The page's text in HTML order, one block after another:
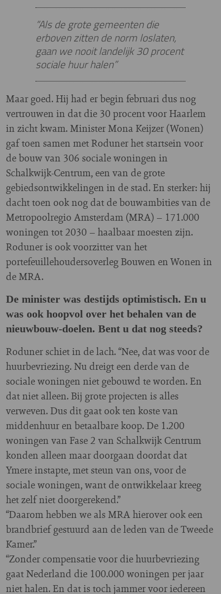
“Als de grote gemeenten die
erboven zitten de norm loslaten,
gaan we nooit landelijk 30 procent
sociale huur halen”
Maar goed. Hij had er begin februari dus nog
vertrouwen in dat die 30 procent voor Haarlem
in zicht kwam. Minister Mona Keijzer (Wonen)
gaf toen samen met Roduner het startsein voor
de bouw van 306 sociale woningen in
Schalkwijk-Centrum, een van de grote
gebiedsontwikkelingen in de stad. En sterker: hij
dacht toen ook nog dat de bouwambities van de
Metropoolregio Amsterdam (MRA) – 171.000
woningen tot 2030 – haalbaar moesten zijn.
Roduner is ook voorzitter van het
portefeuillehoudersoverleg Bouwen en Wonen in
de MRA.
De minister was destijds optimistisch. En u
was ook hoopvol over het behalen van de
nieuwbouw-doelen. Bent u dat nog steeds?
Roduner schiet in de lach. “Nee, dat was voor de
huurbevriezing. Nu dreigt een derde van de
sociale woningen niet gebouwd te worden. En
dat niet alleen. Bij grote projecten is alles
verweven. Dus dit gaat ook ten koste van
middenhuur en betaalbare koop. De 1.200
woningen van Fase 2 van Schalkwijk Centrum
konden alleen maar doorgaan doordat dat
Ymere instapte, met steun van ons, voor de
sociale woningen, want de ontwikkelaar kreeg
het zelf niet doorgerekend.”
“Daarom hebben we als MRA hierover ook een
brandbrief gestuurd aan de leden van de Tweede
Kamer.”
“Zonder compensatie voor die huurbevriezing
gaat Nederland die 100.000 woningen per jaar
niet halen. En dat is toch jammer voor iedereen